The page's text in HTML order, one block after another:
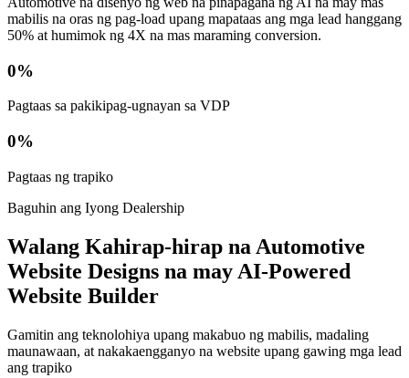
mabilis na oras ng pag-load upang mapataas ang mga lead hanggang
50% at humimok ng 4X na mas maraming conversion.
0%
Pagtaas sa pakikipag-ugnayan sa VDP
0%
Pagtaas ng trapiko
Baguhin ang Iyong Dealership
Walang Kahirap-hirap na Automotive
Website Designs na may AI-Powered
Website Builder
Gamitin ang teknolohiya upang makabuo ng mabilis, madaling
maunawaan, at nakakaengganyo na website upang gawing mga lead
ang trapiko